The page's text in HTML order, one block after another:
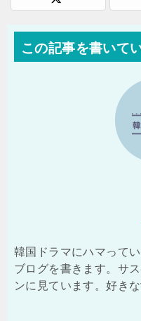
この記事を書いて
韓国ドラマにハマって
ブログを書きます。サ
ンに見ています。好き